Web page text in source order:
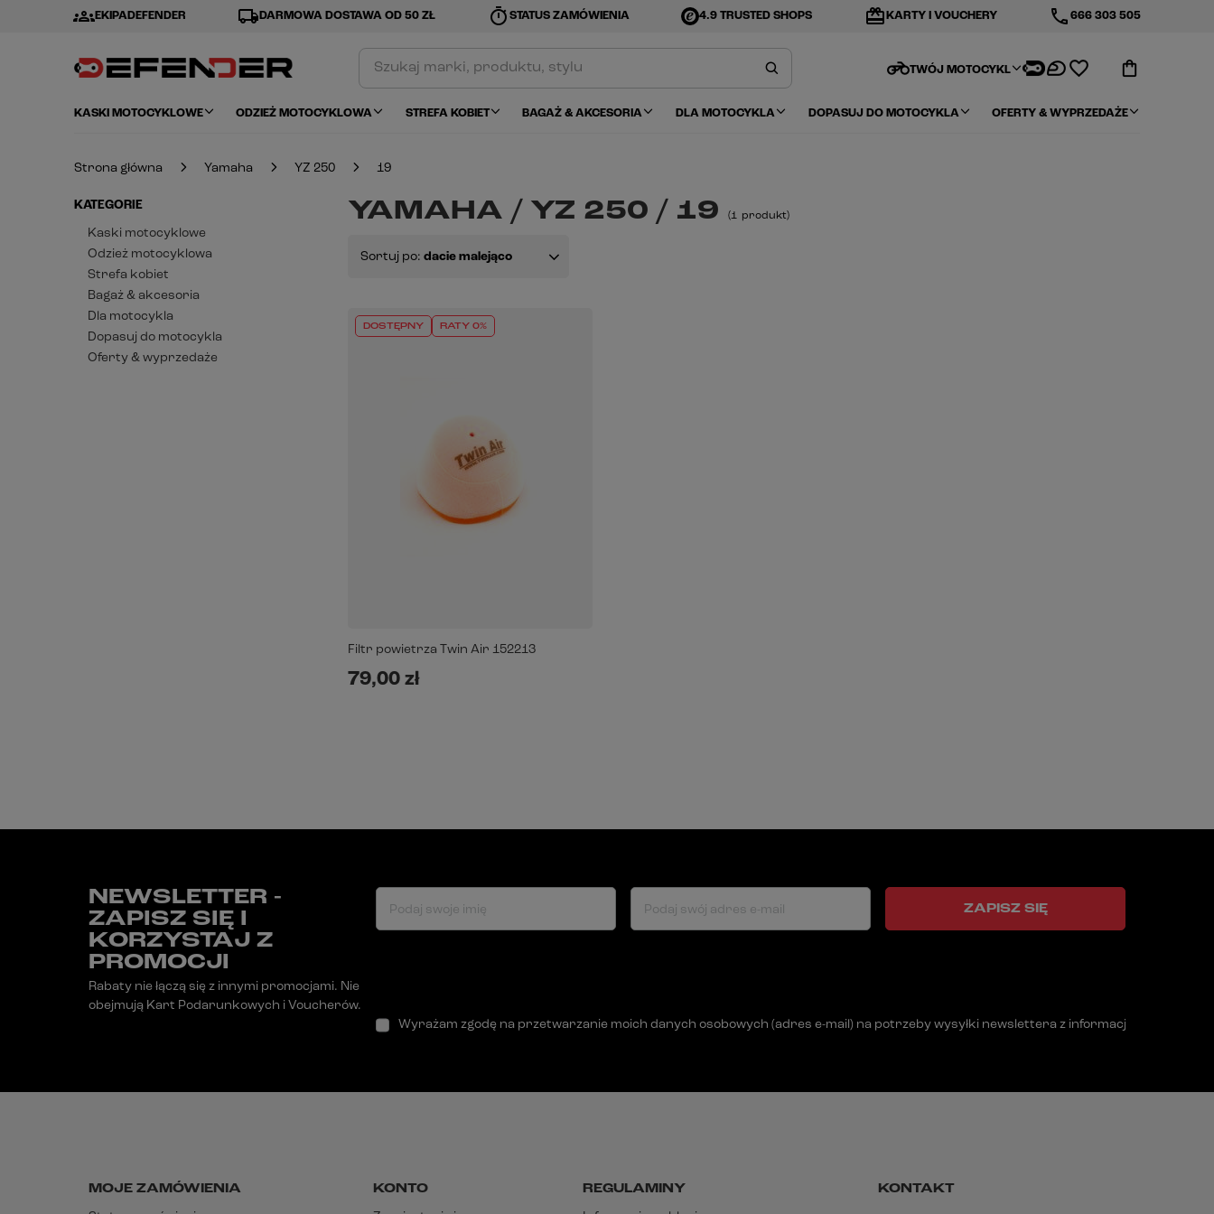
groupsEKIPADEFENDER local_shippingDARMOWA DOSTAWA OD 50 ZŁ timer STATUS ZAMÓWIENIA 4.9 TRUSTED SHOPS redeem KARTY I VOUCHERY phone666 303 505
motorcycleTWÓJ MOTOCYKL
KASKI MOTOCYKLOWE ODZIEŻ MOTOCYKLOWA STREFA KOBIET BAGAŻ & AKCESORIA DLA MOTOCYKLA DOPASUJ DO MOTOCYKLA OFERTY & WYPRZEDAŻE
Strona główna Yamaha YZ 250 19
KATEGORIE
Kaski motocyklowe
Odzież motocyklowa
Strefa kobiet
Bagaż & akcesoria
Dla motocykla
Dopasuj do motocykla
Oferty & wyprzedaże
YAMAHA / YZ 250 / 19 (1 produkt)
Sortuj po: dacie malejąco
DOSTĘPNY RATY 0%
Filtr powietrza Twin Air 152213
79,00 zł
NEWSLETTER -
ZAPISZ SIĘ I
KORZYSTAJ Z
PROMOCJI
Rabaty nie łączą się z innymi promocjami. Nie
obejmują Kart Podarunkowych i Voucherów.
Podaj swoje imię Podaj swój adres e-mail
Wyrażam zgodę na przetwarzanie moich danych osobowych (adres e-mail) na potrzeby wysyłki newslettera z informacją handlową
ZAPISZ SIĘ
MOJE ZAMÓWIENIA KONTO REGULAMINY KONTAKT